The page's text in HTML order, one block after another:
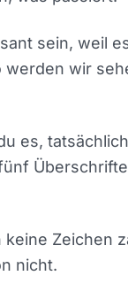
was passiert.
werden wir